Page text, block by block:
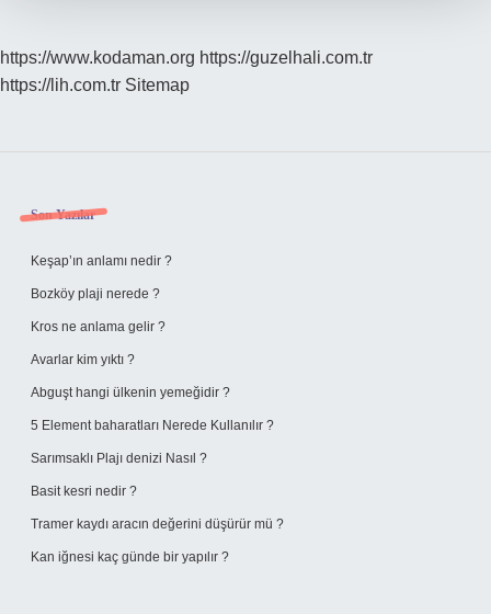
https://www.kodaman.org https://guzelhali.com.tr
https://lih.com.tr Sitemap
Sidebar
Son Yazılar
Keşap’ın anlamı nedir ?
Bozköy plaji nerede ?
Kros ne anlama gelir ?
Avarlar kim yıktı ?
Abguşt hangi ülkenin yemeğidir ?
5 Element baharatları Nerede Kullanılır ?
Sarımsaklı Plajı denizi Nasıl ?
Basit kesri nedir ?
Tramer kaydı aracın değerini düşürür mü ?
Kan iğnesi kaç günde bir yapılır ?